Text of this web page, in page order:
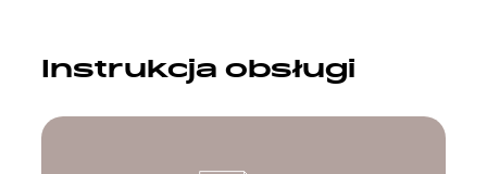
Instrukcja obsługi